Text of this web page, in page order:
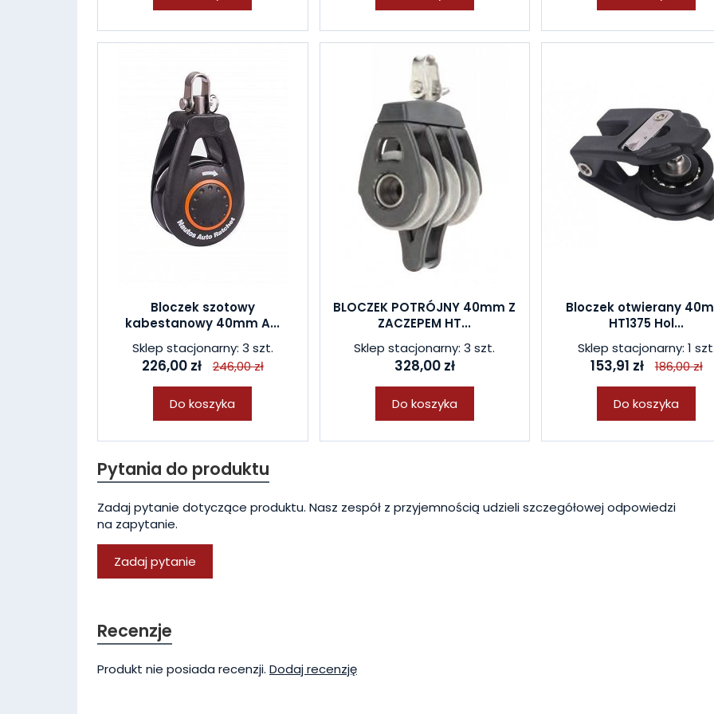
Bloczek szotowy
kabestanowy 40mm A...
Sklep stacjonarny: 3 szt.
226,00 zł 246,00 zł
Do koszyka
BLOCZEK POTRÓJNY 40mm Z
ZACZEPEM HT...
Sklep stacjonarny: 3 szt.
328,00 zł
Do koszyka
Bloczek otwierany
HT1375 Hol...
Sklep stacjonarny: 1
153,91 zł 186,00 zł
Do koszyka
Pytania do produktu
Zadaj pytanie dotyczące produktu. Nasz zespół z przyjemnością udzieli szczegółowej odpowiedzi
na zapytanie.
Zadaj pytanie
Recenzje
Produkt nie posiada recenzji. Dodaj recenzję